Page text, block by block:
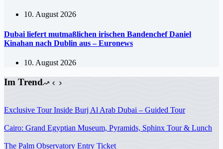
10. August 2026
Dubai liefert mutmaßlichen irischen Bandenchef Daniel
Kinahan nach Dublin aus – Euronews
10. August 2026
Im Trend
Exclusive Tour Inside Burj Al Arab Dubai – Guided Tour
Cairo: Grand Egyptian Museum, Pyramids, Sphinx Tour & Lunch
The Palm Observatory Entry Ticket